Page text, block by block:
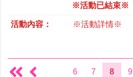
※活動已結束※
活動內容： ※活動詳情※
6 7 8 9